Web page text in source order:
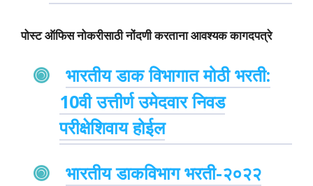
पोस्ट ऑफिस नोकरीसाठी नोंदणी करताना आवश्यक कागदपत्रे
भारतीय डाक विभागात मोठी भरती:
10वी उत्तीर्ण उमेदवार निवड
परीक्षेशिवाय होईल
भारतीय डाकविभाग भरती-२०२२